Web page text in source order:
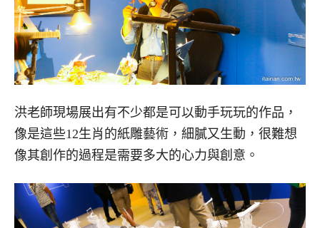
洪老師現場展出有不少都是可以動手玩玩的作品，
像是這些12生肖的紙雕藝術，細膩又生動，很難想
像其創作的過程是需要多大的心力與創意。